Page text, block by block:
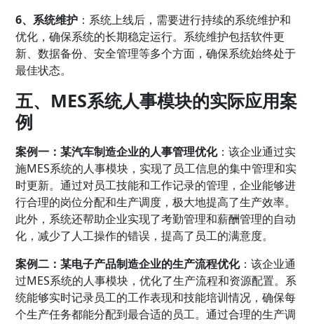
6、系统维护 ：系统上线后，需要进行持续的系统维护和
优化，确保系统的长期稳定运行。系统维护包括软件更
新、数据备份、安全管理等多个方面，确保系统始终处于
最佳状态。
五、MES系统人事模块的实际应用案
例
案例一：某汽车制造企业的人事管理优化：该企业通过实
施MES系统的人事模块，实现了员工信息的集中管理和实
时更新。通过对员工技能和工作记录的管理，企业能够进
行合理的岗位分配和生产调度，极大地提高了生产效率。
此外，系统还帮助企业实现了考勤管理和薪酬管理的自动
化，减少了人工操作的错误，提高了员工的满意度。
案例二：某电子产品制造企业的生产流程优化：该企业通
过MES系统的人事模块，优化了生产流程和资源配置。系
统能够实时记录员工的工作表现和技能培训情况，确保每
个生产任务都能分配到最合适的员工。通过合理的生产调